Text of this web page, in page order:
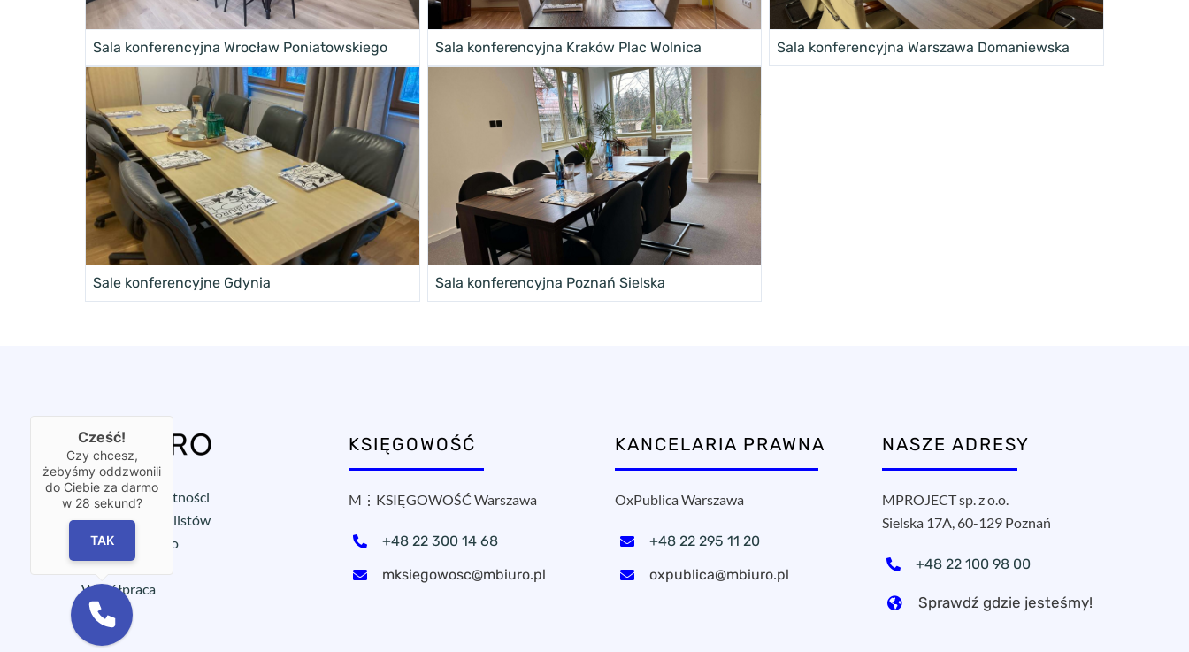
Sala konferencyjna Wrocław Poniatowskiego Sala konferencyjna Kraków Plac Wolnica Sala konferencyjna Warszawa Domaniewska
Sale konferencyjne Gdynia Sala konferencyjna Poznań Sielska
Polityka prywatności
Ochrona sygnalistów
Wirtualne biuro
OX⋮START
Współpraca
Blog
KSIĘGOWOŚĆ
M⋮KSIĘGOWOŚĆ Warszawa
+48 22 300 14 68
mksiegowosc@mbiuro.pl
KANCELARIA PRAWNA
OxPublica Warszawa
+48 22 295 11 20
oxpublica@mbiuro.pl
NASZE ADRESY
MPROJECT sp. z o.o.
Sielska 17A, 60-129 Poznań
+48 22 100 98 00
Sprawdź gdzie jesteśmy!
Cześć!
Czy chcesz,
żebyśmy oddzwonili
do Ciebie za darmo
w 28 sekund?
TAK